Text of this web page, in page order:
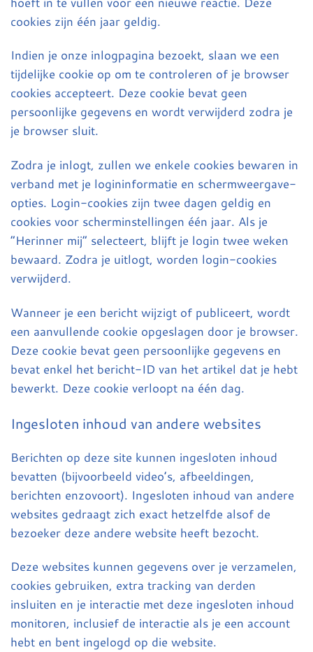
cookies zijn één jaar geldig.
Indien je onze inlogpagina bezoekt, slaan we een
tijdelijke cookie op om te controleren of je browser
cookies accepteert. Deze cookie bevat geen
persoonlijke gegevens en wordt verwijderd zodra je
je browser sluit.
Zodra je inlogt, zullen we enkele cookies bewaren in
verband met je logininformatie en schermweergave-
opties. Login-cookies zijn twee dagen geldig en
cookies voor scherminstellingen één jaar. Als je
“Herinner mij” selecteert, blijft je login twee weken
bewaard. Zodra je uitlogt, worden login-cookies
verwijderd.
Wanneer je een bericht wijzigt of publiceert, wordt
een aanvullende cookie opgeslagen door je browser.
Deze cookie bevat geen persoonlijke gegevens en
bevat enkel het bericht-ID van het artikel dat je hebt
bewerkt. Deze cookie verloopt na één dag.
Ingesloten inhoud van andere websites
Berichten op deze site kunnen ingesloten inhoud
bevatten (bijvoorbeeld video’s, afbeeldingen,
berichten enzovoort). Ingesloten inhoud van andere
websites gedraagt zich exact hetzelfde alsof de
bezoeker deze andere website heeft bezocht.
Deze websites kunnen gegevens over je verzamelen,
cookies gebruiken, extra tracking van derden
insluiten en je interactie met deze ingesloten inhoud
monitoren, inclusief de interactie als je een account
hebt en bent ingelogd op die website.